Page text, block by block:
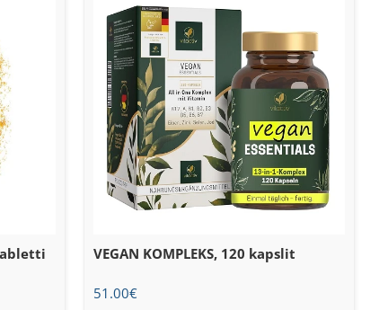
VEGAN KOMPLEKS, 120 kapslit
51.00€